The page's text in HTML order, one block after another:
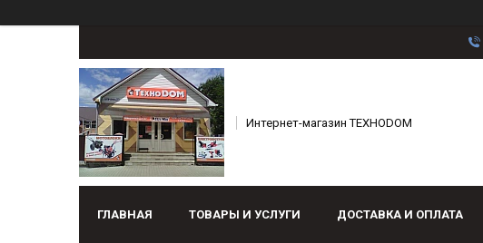
Интернет-магазин ТЕХНОDOM
ГЛАВНАЯ ТОВАРЫ И УСЛУГИ ДОСТАВКА И ОПЛАТА